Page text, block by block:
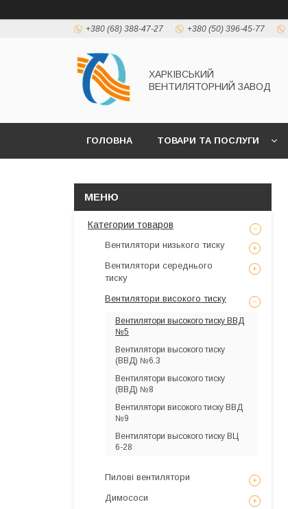
+380 (68) 388-47-27 +380 (50) 396-45-77
ХАРКІВСЬКИЙ
ВЕНТИЛЯТОРНИЙ ЗАВОД
ГОЛОВНА ТОВАРИ ТА ПОСЛУГИ
Категории товаров
Вентилятори низького тиску
Вентилятори середнього
тиску
Вентилятори високого тиску
Вентилятори высокого тиску ВВД
№5
Вентилятори высокого тиску
(ВВД) №6.3
Вентилятори высокого тиску
(ВВД) №8
Вентилятори високого тиску ВВД
№9
Вентилятори высокого тиску ВЦ
6-28
Пилові вентилятори
Димососи